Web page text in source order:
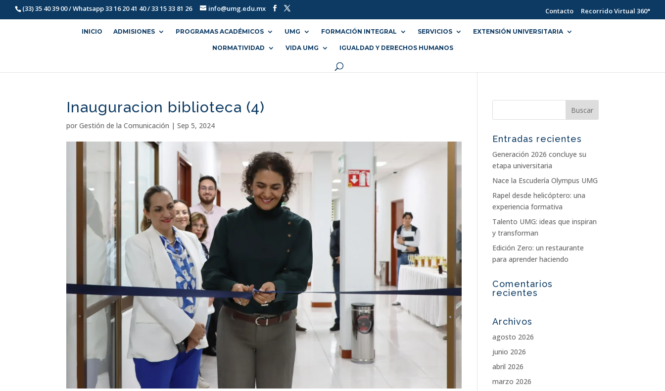
(33) 35 40 39 00 / Whatsapp 33 16 20 41 40 / 33 15 33 81 26 info@umg.edu.mx Contacto Recorrido Virtual 360°
INICIO ADMISIONES PROGRAMAS ACADÉMICOS UMG FORMACIÓN INTEGRAL SERVICIOS EXTENSIÓN UNIVERSITARIA
NORMATIVIDAD VIDA UMG IGUALDAD Y DERECHOS HUMANOS
Inauguracion biblioteca (4)
porGestión de la Comunicación |Sep 5, 2024
Entradas recientes
Generación 2026 concluye su
etapa universitaria
Nace la Escudería Olympus UMG
Rapel desde helicóptero: una
experiencia formativa
Talento UMG: ideas que inspiran
y transforman
Edición Zero: un restaurante
para aprender haciendo
Comentarios
recientes
Archivos
agosto 2026
junio 2026
abril 2026
marzo 2026